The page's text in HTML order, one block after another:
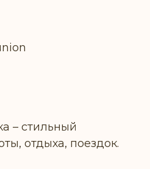
– стильный
отдыха, поездок.